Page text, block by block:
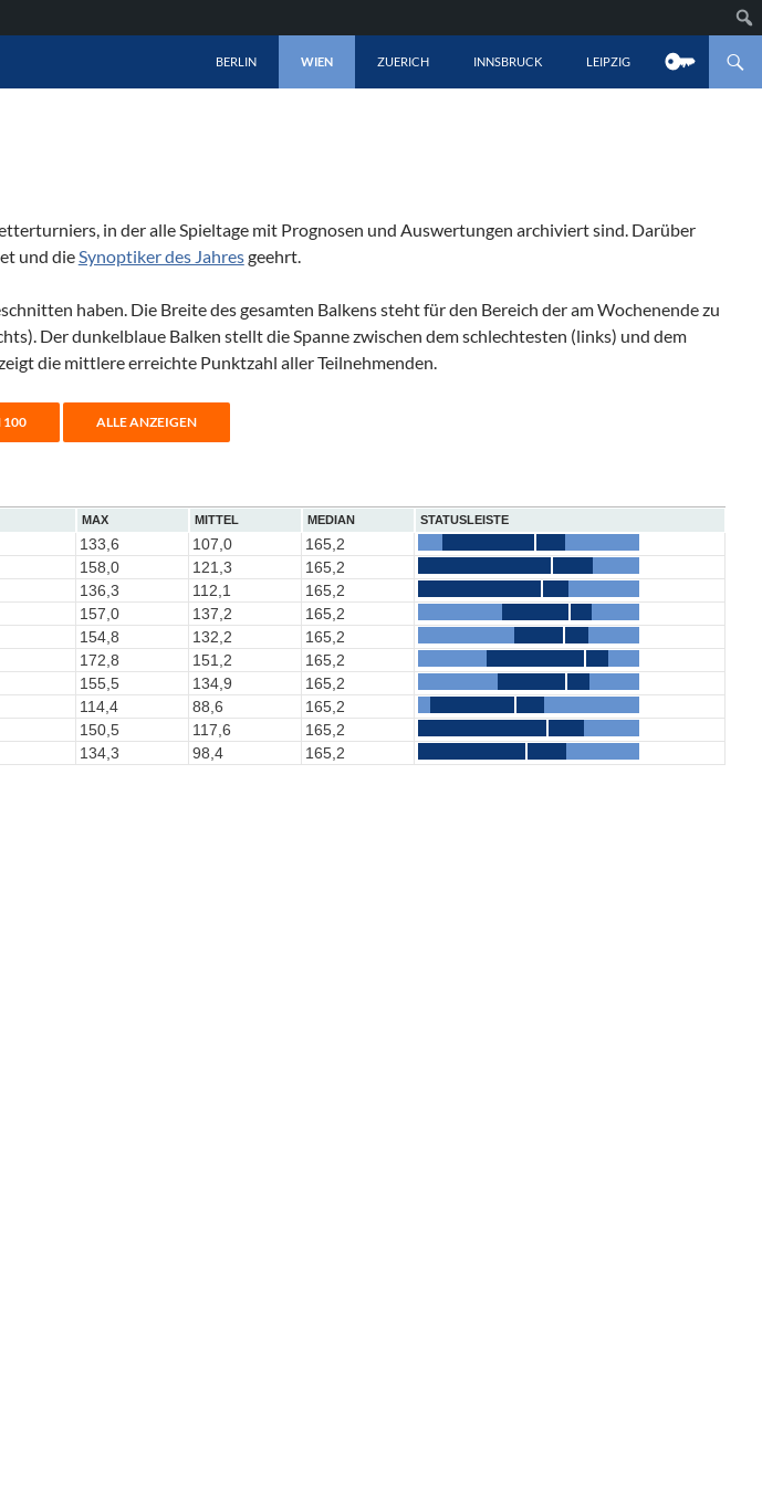
BERLIN
WIEN ZUERICH INNSBRUCK LEIPZIG
in der alle Spieltage mit Prognosen und Auswertungen archiviert sind. Darüber
und dieSynoptiker des Jahresgeehrt.
haben. Die Breite des gesamten Balkens steht für den Bereich der am Wochenende zu
Der dunkelblaue Balken stellt die Spanne zwischen dem schlechtesten (links) und dem
die mittlere erreichte Punktzahl aller Teilnehmenden.
MAX MITTEL MEDIAN STATUSLEISTE
133,6 107,0
165,2
158,0 121,3
165,2
136,3 112,1
165,2
157,0 137,2
165,2
154,8 132,2
165,2
172,8 151,2
165,2
155,5 134,9
165,2
114,4 88,6
165,2
150,5 117,6
165,2
134,3 98,4 165,2